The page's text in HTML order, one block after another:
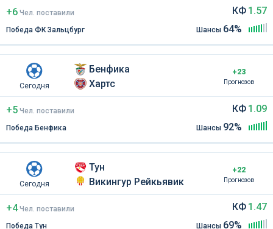
+6 Чел поставили
Победа ФК Зальцбург
КФ 1.57
Шансы 64%
Сегодня
Бенфика
Хартс
+23
Прогнозов
+5 Чел поставили
Победа Бенфика
КФ 1.09
Шансы 92%
Сегодня
Тун
Викингур Рейкьявик
+22
Прогнозов
+4 Чел поставили
Победа Тун
КФ 1.47
Шансы 69%